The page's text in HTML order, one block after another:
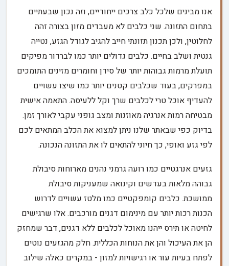
אנו מבינים שלכל כלב צרכים ייחודיים, וזה נכון שבעתיים
בתחום התזונה. שני כלבים לא מעבדים מזון בצורה זהה
לחלוטין, ולכן תכנון תזונתי חייב להגיב לגודל הגזע, נטייה
גנטית ושלב בחיים. כלבים גדולים יותר כמו לברדור מפיקים
תועלת מרמות גבוהות יותר של סידן וחומרים מזינים התומכים
במפרקים, בעוד שכלבים קטנים יותר כמו שיצו עשויים
להעדיף אוכל טרי לכלבים שרך וקל ללעיסה. התאמה אישית
מבטיחה רמות אנרגיה מאוזנות ומצב גופני עקבי לאורך זמן.
בדיוק כפי שבאתר שלנו ניתן למצוא את הכלב המתאים לכם
לפי גזע ואופי, כך חיוני להתאים לו את התזונה הנכונה.
גזעים אנרגטיים כמו רועה גרמני נהנים מארוחות סיבולת
גבוהה מלאות בעדשים וקינואה שמעניקות סיבולת
ממושכת. כלבים קומפקטיים כמו מלטז עשויים לדרוש
הכנות רכות יותר עם מינימום דגנים מורכבים. אלו שרגישים
לחיטה או תירס ייהנו מאוכל לכלבים ללא דגנים, דבר שמחזק
הן את העיכול והן את הנוחות הכללית. חלק מהגזעים נוטים
לפתח בעיות עור או רגישויות למזון - במקרים כאלה שילוב